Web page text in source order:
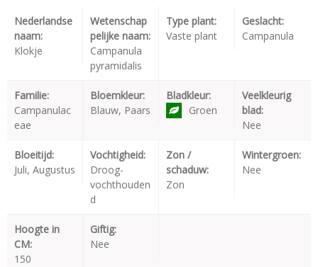
Nederlandse
naam:
Klokje
Wetenschap
pelijke naam:
Campanula
pyramidalis
Type plant:
Vaste plant
Geslacht:
Campanula
Familie:
Campanulac
eae
Bloemkleur:
Blauw, Paars
Bladkleur:
Groen
Veelkleurig
blad:
Nee
Bloeitijd:
Juli, Augustus
Vochtigheid:
Droog-
vochthouden
d
Zon /
schaduw:
Zon
Wintergroen:
Nee
Hoogte in
CM:
150
Giftig:
Nee